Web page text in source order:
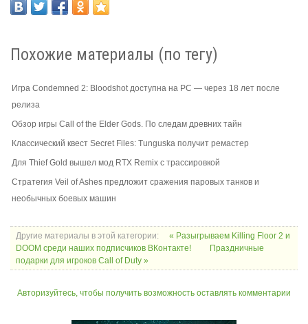
Похожие материалы (по тегу)
Игра Condemned 2: Bloodshot доступна на PC — через 18 лет после
релиза
Обзор игры Call of the Elder Gods. По следам древних тайн
Классический квест Secret Files: Tunguska получит ремастер
Для Thief Gold вышел мод RTX Remix с трассировкой
Стратегия Veil of Ashes предложит сражения паровых танков и
необычных боевых машин
Другие материалы в этой категории:
« Разыгрываем Killing Floor 2 и
DOOM среди наших подписчиков ВКонтакте!
Праздничные
подарки для игроков Call of Duty »
Авторизуйтесь, чтобы получить возможность оставлять комментарии